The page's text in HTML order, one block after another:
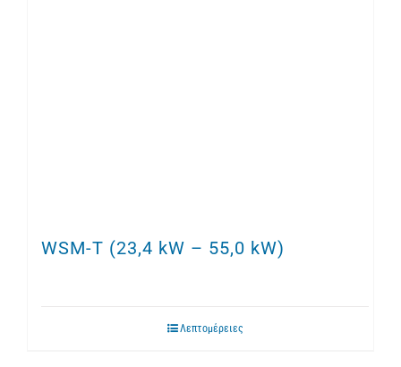
WSM-T (23,4 kW – 55,0 kW)
Λεπτομέρειες